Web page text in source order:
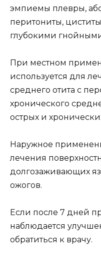
эмпиемы плевры,
перитониты,
глубокими
При местном
используется для
среднего отита с
хронического
острых и
Наружное
лечения
долгозаживающих
ожогов.
Если после 7 дней
наблюдается
обратиться к врачу.